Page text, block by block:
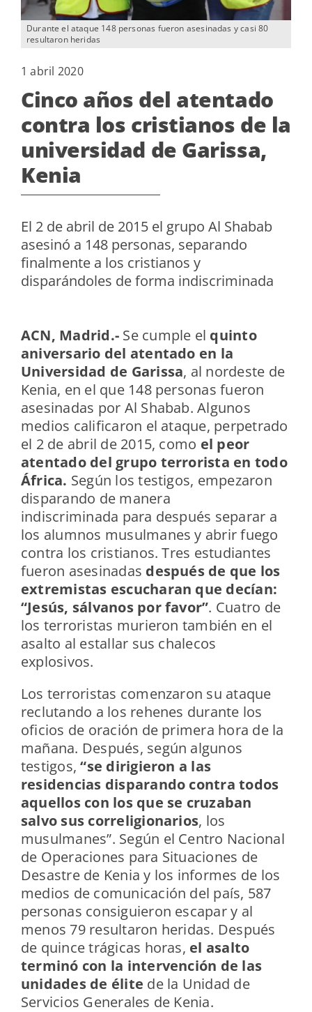
Durante el ataque 148 personas fueron asesinadas y casi 80
resultaron heridas
1 abril 2020
Cinco años del atentado
contra los cristianos de la
universidad de Garissa,
Kenia
El 2 de abril de 2015 el grupo Al Shabab
asesinó a 148 personas, separando
finalmente a los cristianos y
disparándoles de forma indiscriminada
ACN, Madrid.- Se cumple el quinto
aniversario del atentado en la
Universidad de Garissa, al nordeste de
Kenia, en el que 148 personas fueron
asesinadas por Al Shabab. Algunos
medios calificaron el ataque, perpetrado
el 2 de abril de 2015, como el peor
atentado del grupo terrorista en todo
África. Según los testigos, empezaron
disparando de manera
indiscriminada para después separar a
los alumnos musulmanes y abrir fuego
contra los cristianos. Tres estudiantes
fueron asesinadas después de que los
extremistas escucharan que decían:
“Jesús, sálvanos por favor”. Cuatro de
los terroristas murieron también en el
asalto al estallar sus chalecos
explosivos.
Los terroristas comenzaron su ataque
reclutando a los rehenes durante los
oficios de oración de primera hora de la
mañana. Después, según algunos
testigos,“se dirigieron a las
residencias disparando contra todos
aquellos con los que se cruzaban
salvo sus correligionarios, los
musulmanes”. Según el Centro Nacional
de Operaciones para Situaciones de
Desastre de Kenia y los informes de los
medios de comunicación del país, 587
personas consiguieron escapar y al
menos 79 resultaron heridas. Después
de quince trágicas horas, el asalto
terminó con la intervención de las
unidades de élite de la Unidad de
Servicios Generales de Kenia.